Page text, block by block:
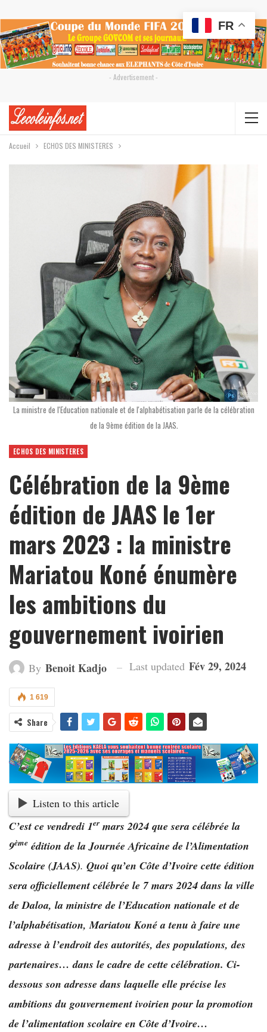
- Advertisement -
Accueil ECHOS DES MINISTERES
La ministre de l'Education nationale et de l'alphabétisation parle de la célébration
de la 9ème édition de la JAAS.
ECHOS DES MINISTERES
Célébration de la 9ème
édition de JAAS le 1er
mars 2023 : la ministre
Mariatou Koné énumère
les ambitions du
gouvernement ivoirien
By Benoit Kadjo Last updated Fév 29, 2024
1 619
Share
Listen to this article
C’est ce vendredi 1ermars 2024 que sera célébrée la
9ème édition de la Journée Africaine de l’Alimentation
Scolaire (JAAS). Quoi qu’en Côte d’Ivoire cette édition
sera officiellement célébrée le 7 mars 2024 dans la ville
de Daloa, la ministre de l’Education nationale et de
l’alphabétisation, Mariatou Koné a tenu à faire une
adresse à l’endroit des autorités, des populations, des
partenaires… dans le cadre de cette célébration. Ci-
dessous son adresse dans laquelle elle précise les
ambitions du gouvernement ivoirien pour la promotion
de l’alimentation scolaire en Côte d’Ivoire…
FR